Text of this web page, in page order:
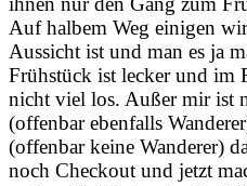
Auf halbem Weg einigen
Aussicht ist und man es ja
Frühstück ist lecker und im
nicht viel los. Außer mir ist
(offenbar ebenfalls
(offenbar keine Wanderer)
noch Checkout und jetzt